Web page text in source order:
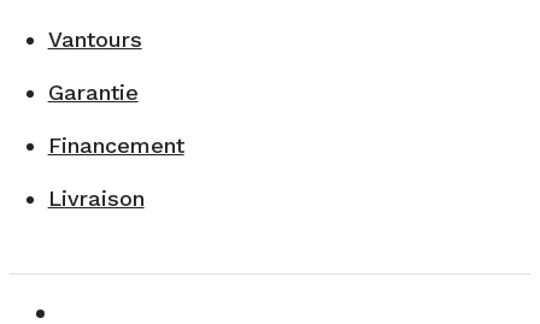
Vantours
Garantie
Financement
Livraison